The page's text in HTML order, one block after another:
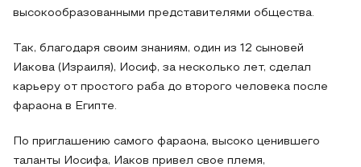
высокообразованными представителями общества.
Так, благодаря своим знаниям, один из 12 сыновей
Иакова (Израиля), Иосиф, за несколько лет, сделал
карьеру от простого раба до второго человека после
фараона в Египте.
По приглашению самого фараона, высоко ценившего
таланты Иосифа, Иаков привел свое племя,